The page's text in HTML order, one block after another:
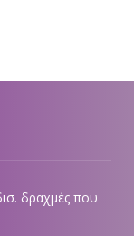
δραχμές που